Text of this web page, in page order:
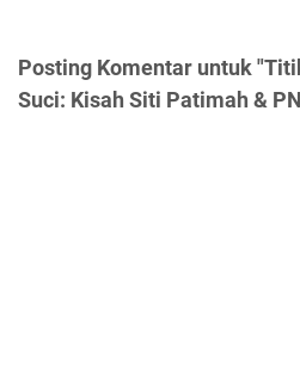
Posting Komentar untuk
Suci: Kisah Siti Patimah &